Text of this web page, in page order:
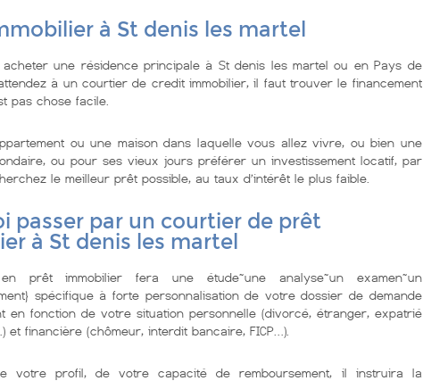
à St denis les martel
acheter une résidence principale à St denis les martel ou en Pays de
à un courtier de credit immobilier, il faut trouver le financement
pas chose facile.
ou une maison dans laquelle vous allez vivre, ou bien une
ou pour ses vieux jours préférer un investissement locatif, par
le meilleur prêt possible, au taux d’intérêt le plus faible.
passer par un courtier de prêt
à St denis les martel
prêt immobilier fera une étude~une analyse~un examen~un
spécifique à forte personnalisation de votre dossier de demande
en fonction de votre situation personnelle (divorcé, étranger, expatrié
et financière (chômeur, interdit bancaire, FICP…).
votre profil, de votre capacité de remboursement, il instruira la